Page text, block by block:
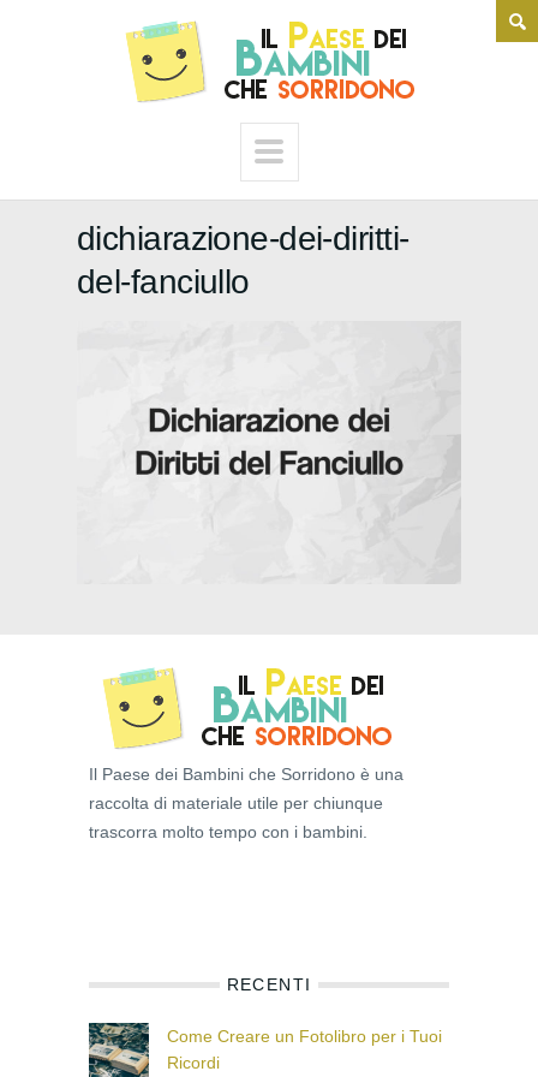
dichiarazione-dei-diritti-
del-fanciullo
Il Paese dei Bambini che Sorridono è una
raccolta di materiale utile per chiunque
trascorra molto tempo con i bambini.
RECENTI
Come Creare un Fotolibro per i Tuoi
Ricordi